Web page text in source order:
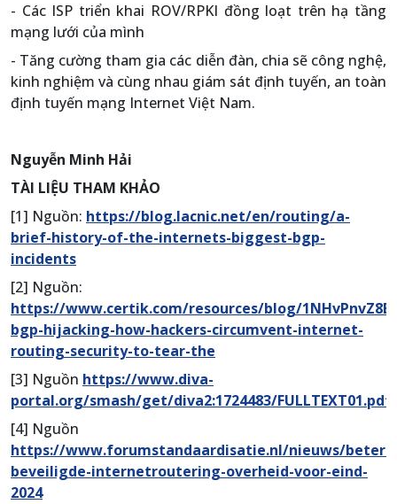
- Các ISP triển khai ROV/RPKI đồng loạt trên hạ tầng
mạng lưới của mình
- Tăng cường tham gia các diễn đàn, chia sẽ công nghệ,
kinh nghiệm và cùng nhau giám sát định tuyến, an toàn
định tuyến mạng Internet Việt Nam.
Nguyễn Minh Hải
TÀI LIỆU THAM KHẢO
[1] Nguồn: https://blog.lacnic.net/en/routing/a-
brief-history-of-the-internets-biggest-bgp-
incidents
[2] Nguồn:
https://www.certik.com/resources/blog/
bgp-hijacking-how-hackers-circumvent-internet-
routing-security-to-tear-the
[3] Nguồn https://www.diva-
portal.org/smash/get/diva2:1724483/FULLTEXT01.pdf
[4] Nguồn
https://www.forumstandaardisatie.nl/nieuws/beter-
beveiligde-internetroutering-overheid-voor-eind-
2024